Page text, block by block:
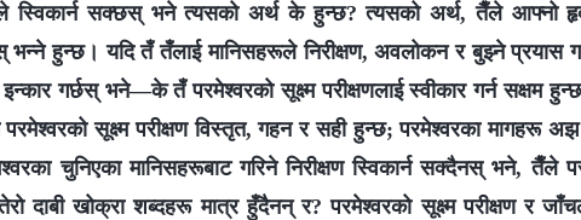
स्विकार्न सक्छस् भने त्यसको अर्थ के हुन्छ? त्यसको अर्थ, तैँले आफ्नो
भन्‍ने हुन्छ। यदि तँ तँलाई मानिसहरूले निरीक्षण, अवलोकन र बुझ्ने प्रयास
गर्छस् भने—के तँ परमेश्‍वरको सूक्ष्म परीक्षणलाई स्वीकार गर्न सक्षम
परमेश्‍वरको सूक्ष्म परीक्षण विस्तृत, गहन र सही हुन्छ; परमेश्‍वरका मागहरू
चुनिएका मानिसहरूबाट गरिने निरीक्षण स्विकार्न सक्दैनस् भने, तैँले
दाबी खोक्रा शब्दहरू मात्र हुँदैनन् र? परमेश्‍वरको सूक्ष्म परीक्षण र